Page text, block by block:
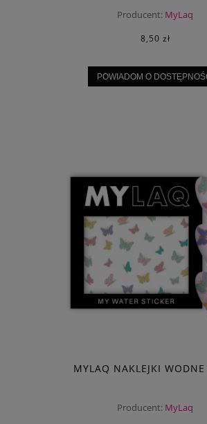
Producent: MyLaq
8,50 zł
POWIADOM O
MYLAQ NAKLEJKI
Producent: MyLaq